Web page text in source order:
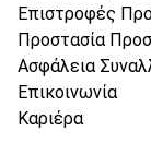
Επιστροφές
Προστασία
Ασφάλεια
Επικοινωνία
Καριέρα